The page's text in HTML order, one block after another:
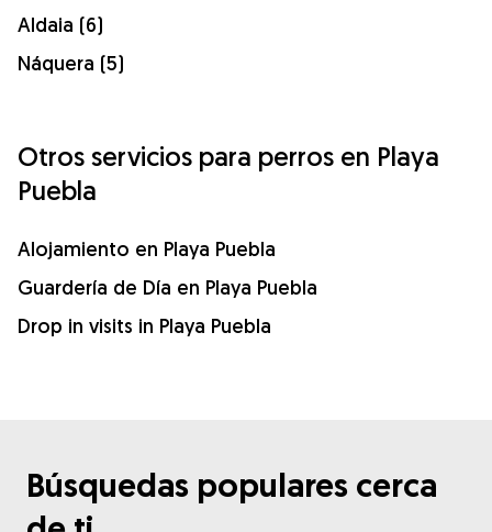
Aldaia (6)
Náquera (5)
Otros servicios para perros en Playa
Puebla
Alojamiento en Playa Puebla
Guardería de Día en Playa Puebla
Drop in visits in Playa Puebla
Búsquedas populares cerca